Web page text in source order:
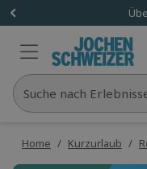
Suche nach
Home / Kurzurlaub /